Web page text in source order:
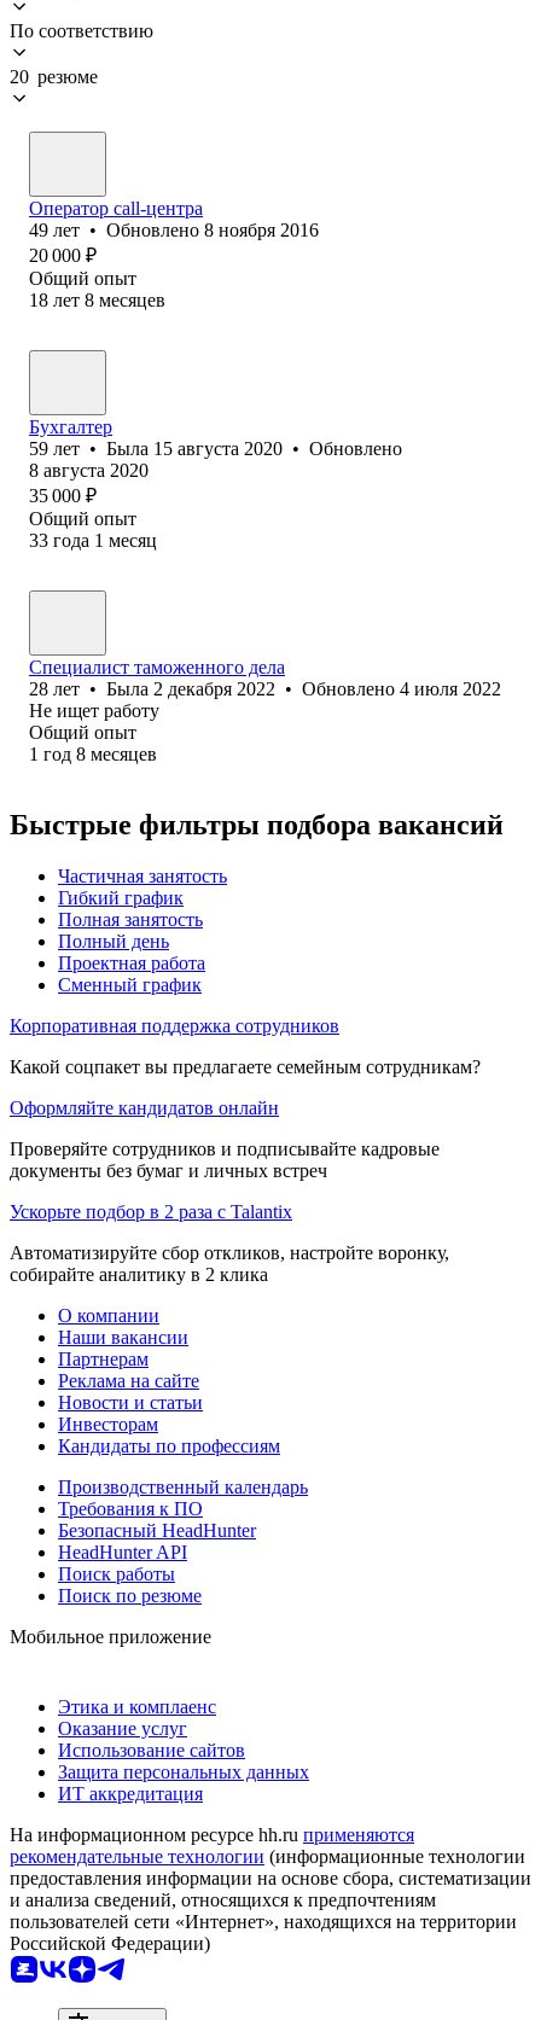
По соответствию
20 резюме
Оператор call-центра
49 лет • Обновлено 8 ноября 2016
20 000 ₽
Общий опыт
18 лет 8 месяцев
Бухгалтер
59 лет • Была 15 августа 2020 • Обновлено
8 августа 2020
35 000 ₽
Общий опыт
33 года 1 месяц
Специалист таможенного дела
28 лет • Была 2 декабря 2022 • Обновлено 4 июля 2022
Не ищет работу
Общий опыт
1 год 8 месяцев
Быстрые фильтры подбора вакансий
Частичная занятость
Гибкий график
Полная занятость
Полный день
Проектная работа
Сменный график
Корпоративная поддержка сотрудников
Какой соцпакет вы предлагаете семейным сотрудникам?
Оформляйте кандидатов онлайн
Проверяйте сотрудников и подписывайте кадровые
документы без бумаг и личных встреч
Ускорьте подбор в 2 раза с Talantix
Автоматизируйте сбор откликов, настройте воронку,
собирайте аналитику в 2 клика
О компании
Наши вакансии
Партнерам
Реклама на сайте
Новости и статьи
Инвесторам
Кандидаты по профессиям
Производственный календарь
Требования к ПО
Безопасный HeadHunter
HeadHunter API
Поиск работы
Поиск по резюме
Мобильное приложение
Этика и комплаенс
Оказание услуг
Использование сайтов
Защита персональных данных
ИТ аккредитация
На информационном ресурсе hh.ru применяются
рекомендательные технологии (информационные технологии
предоставления информации на основе сбора, систематизации
и анализа сведений, относящихся к предпочтениям
пользователей сети «Интернет», находящихся на территории
Российской Федерации)